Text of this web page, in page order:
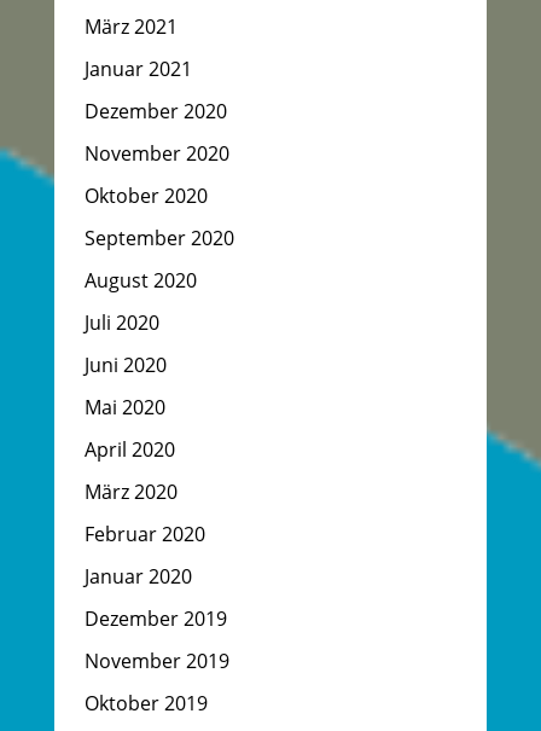
März 2021
Januar 2021
Dezember 2020
November 2020
Oktober 2020
September 2020
August 2020
Juli 2020
Juni 2020
Mai 2020
April 2020
März 2020
Februar 2020
Januar 2020
Dezember 2019
November 2019
Oktober 2019